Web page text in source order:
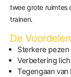
twee grote ruimtes
trainen.
De Voordelen
Sterkere
Verbetering
Tegengaan